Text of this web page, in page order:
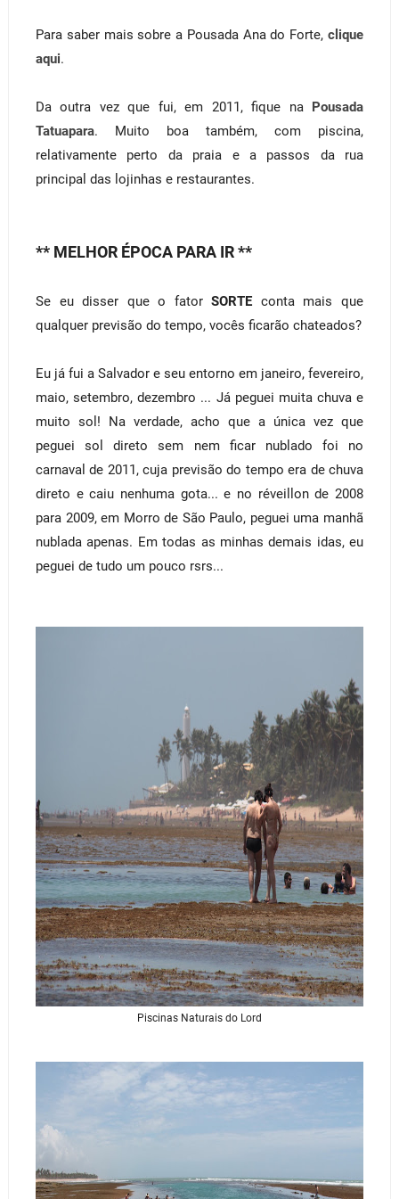
Para saber mais sobre a Pousada Ana do Forte,clique
aqui.
Da outra vez que fui, em 2011, fique na Pousada
Tatuapara. Muito boa também, com piscina,
relativamente perto da praia e a passos da rua
principal das lojinhas e restaurantes.
** MELHOR ÉPOCA PARA IR **
Se eu disser que o fatorSORTE conta mais que
qualquer previsão do tempo, vocês ficarão chateados?
Eu já fui a Salvador e seu entorno em janeiro, fevereiro,
maio, setembro, dezembro ... Já peguei muita chuva e
muito sol! Na verdade, acho que a única vez que
peguei sol direto sem nem ficar nublado foi no
carnaval de 2011, cuja previsão do tempo era de chuva
direto e caiu nenhuma gota... e no réveillon de 2008
para 2009, em Morro de São Paulo, peguei uma manhã
nublada apenas. Em todas as minhas demais idas, eu
peguei de tudo um pouco rsrs...
Piscinas Naturais do Lord